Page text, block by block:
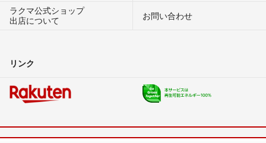
ラクマ公式ショップ
出店について
お問い合わせ
リンク